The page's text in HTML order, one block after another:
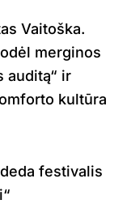
Vaitoška.
merginos
auditą“ ir
kultūra
festivalis